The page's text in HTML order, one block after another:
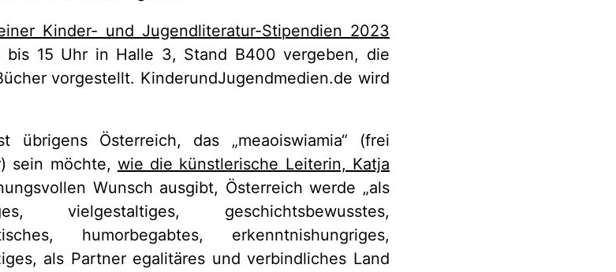
Kinder- und Jugendliteratur-Stipendien 2023
15 Uhr in Halle 3, Stand B400 vergeben, die
vorgestellt. KinderundJugendmedien.de wird
übrigens Österreich, das „meaoiswiamia“ (frei
sein möchte, wie die künstlerische Leiterin, Katja
Wunsch ausgibt, Österreich werde „als
vielgestaltiges, geschichtsbewusstes,
humorbegabtes, erkenntnishungriges,
als Partner egalitäres und verbindliches Land